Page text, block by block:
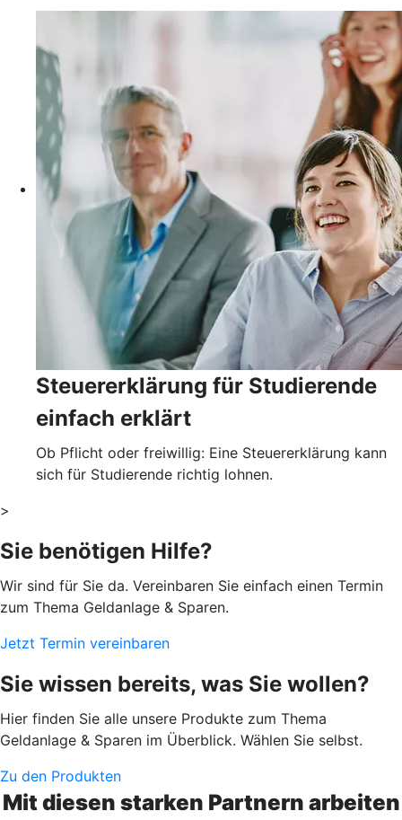
Steuererklärung für Studierende
einfach erklärt
Ob Pflicht oder freiwillig: Eine Steuererklärung kann
sich für Studierende richtig lohnen.
>
Sie benötigen Hilfe?
Wir sind für Sie da. Vereinbaren Sie einfach einen Termin
zum Thema Geldanlage & Sparen.
Jetzt Termin vereinbaren
Sie wissen bereits, was Sie wollen?
Hier finden Sie alle unsere Produkte zum Thema
Geldanlage & Sparen im Überblick. Wählen Sie selbst.
Zu den Produkten
Mit diesen starken Partnern arbeiten